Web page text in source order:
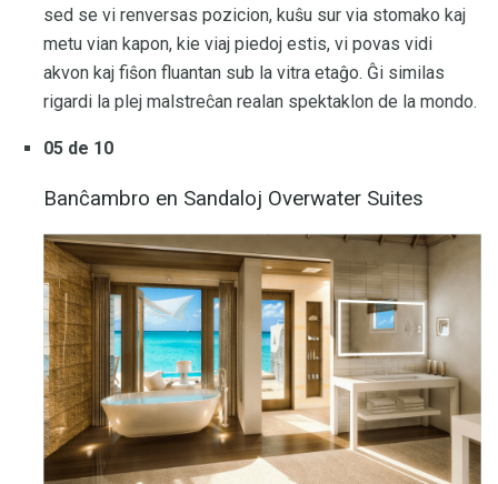
sed se vi renversas pozicion, kuŝu sur via stomako kaj
metu vian kapon, kie viaj piedoj estis, vi povas vidi
akvon kaj fiŝon fluantan sub la vitra etaĝo. Ĝi similas
rigardi la plej malstreĉan realan spektaklon de la mondo.
05 de 10
Banĉambro en Sandaloj Overwater Suites